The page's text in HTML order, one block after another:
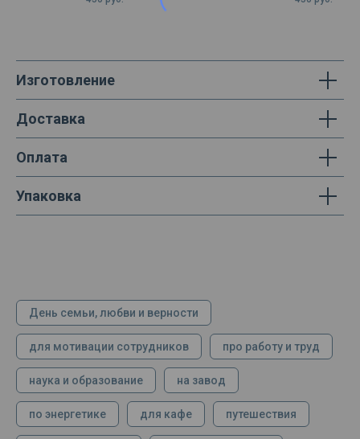
Изготовление
Доставка
Оплата
Упаковка
День семьи, любви и верности
для мотивации сотрудников про работу и труд
наука и образование на завод
по энергетике для кафе путешествия